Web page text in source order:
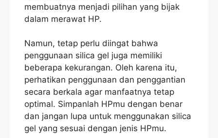
membuatnya menjadi pilihan yang bijak
dalam merawat HP.
Namun, tetap perlu diingat bahwa
penggunaan silica gel juga memiliki
beberapa kekurangan. Oleh karena itu,
perhatikan penggunaan dan penggantian
secara berkala agar manfaatnya tetap
optimal. Simpanlah HPmu dengan benar
dan jangan lupa untuk menggunakan silica
gel yang sesuai dengan jenis HPmu.